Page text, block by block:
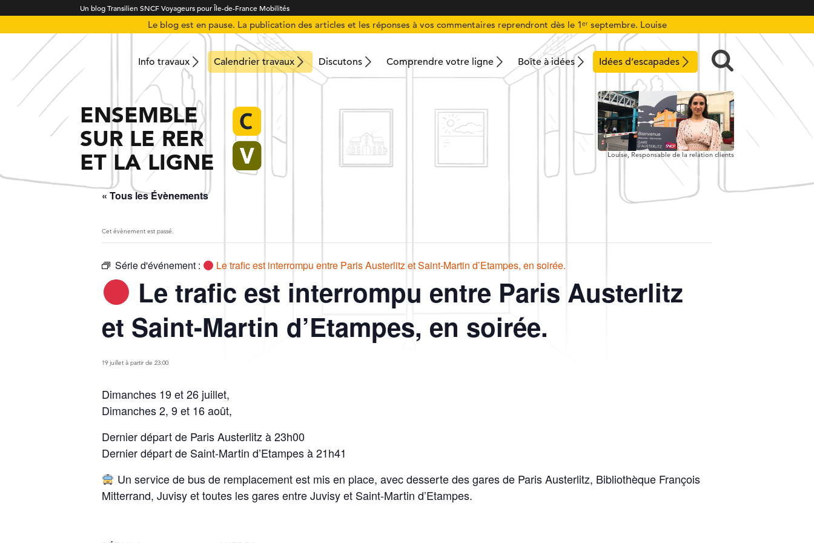
Un blog Transilien SNCF Voyageurs pour Île-de-France Mobilités
Le blog est en pause. La publication des articles et les réponses à vos commentaires reprendront dès le 1ᵉʳ septembre. Louise
Info travaux Calendrier travaux Discutons Comprendre votre ligne Boîte à idées Idées d’escapades
ENSEMBLE
SUR LE RER
ET LA LIGNE
Louise, Responsable de la relation clients
« Tous les Évènements
Cet évènement est passé.
Série d'événement : Le trafic est interrompu entre Paris Austerlitz et Saint-Martin d’Etampes, en soirée.
Le trafic est interrompu entre Paris Austerlitz
et Saint-Martin d’Etampes, en soirée.
19 juillet à partir de 23:00
Dimanches 19 et 26 juillet,
Dimanches 2, 9 et 16 août,
Dernier départ de Paris Austerlitz à 23h00
Dernier départ de Saint-Martin d’Etampes à 21h41
Un service de bus de remplacement est mis en place, avec desserte des gares de Paris Austerlitz, Bibliothèque François
Mitterrand, Juvisy et toutes les gares entre Juvisy et Saint-Martin d’Etampes.